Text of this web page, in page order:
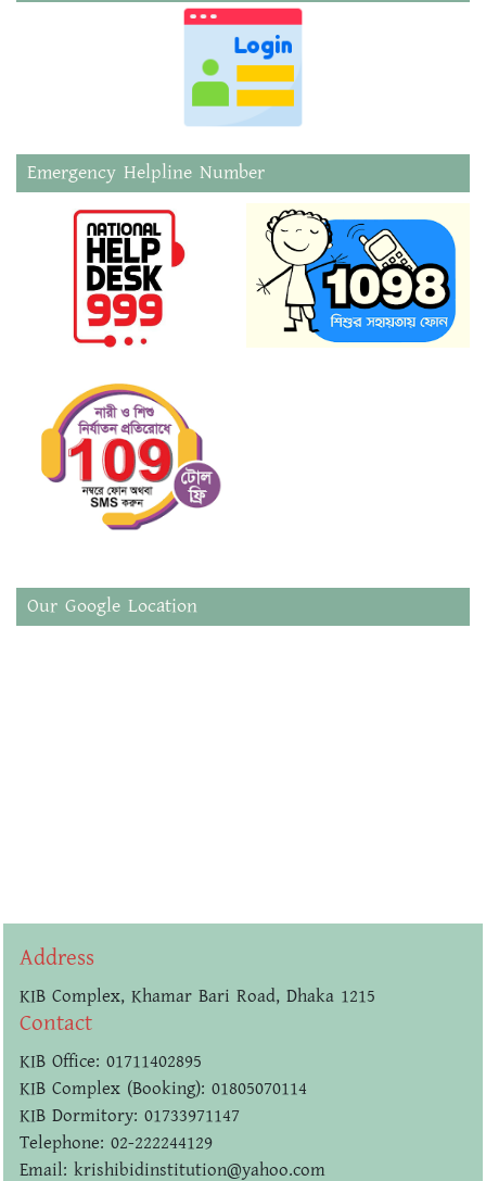
Emergency Helpline Number
Our Google Location
Address
KIB Complex, Khamar Bari Road, Dhaka 1215
Contact
KIB Office: 01711402895
KIB Complex (Booking): 01805070114
KIB Dormitory: 01733971147
Telephone: 02-222244129
Email: krishibidinstitution@yahoo.com